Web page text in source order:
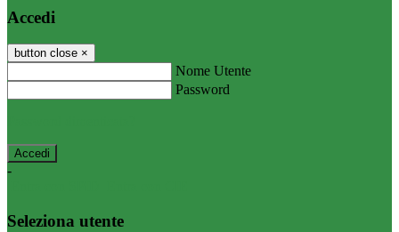
Accedi
button close ×
Nome Utente
Password
-
Seleziona utente